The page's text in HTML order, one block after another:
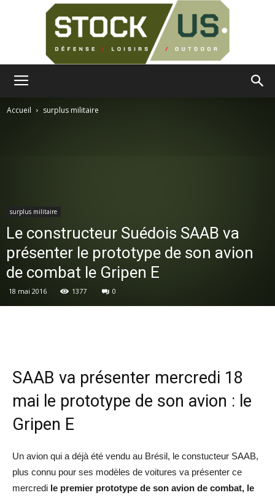
Accueil surplus militaire
surplus militaire
Le constructeur Suédois SAAB va
présenter le prototype de son avion
de combat le Gripen E
18 mai 2016 1377 0
SAAB va présenter mercredi 18
mai le prototype de son avion : le
Gripen E
Un avion qui a déjà été vendu au Brésil, le constucteur SAAB,
plus connu pour ses modèles de voitures va présenter ce
mercredi le premier prototype de son avion de combat, le